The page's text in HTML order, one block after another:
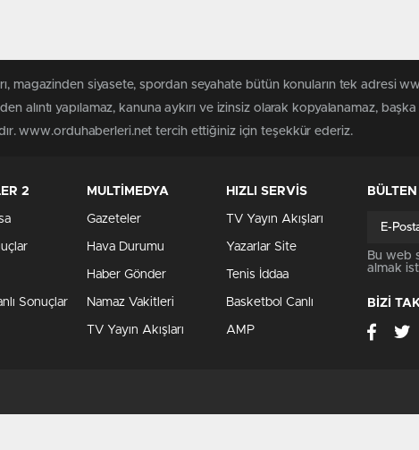
magazinden siyasete, spordan seyahate bütün konuların tek adresi
yapılamaz, kanuna aykırı ve izinsiz olarak kopyalanamaz, başka
www.orduhaberleri.net tercih ettiğiniz için teşekkür ederiz.
2
Sonuçlar
MULTİMEDYA
Gazeteler
Hava Durumu
Haber Gönder
Namaz Vakitleri
TV Yayın Akışları
HIZLI SERVİS
TV Yayın Akışları
Yazarlar Site
Tenis İddaa
Basketbol Canlı
AMP
Bu web
almak
BİZİ